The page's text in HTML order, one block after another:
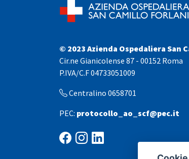
© 2023 Azienda Ospedaliera San
Cir.ne Gianicolense 87 - 00152 Roma
P.IVA/C.F 04733051009
Centralino 0658701
PEC: protocollo_ao_scf@pec.it